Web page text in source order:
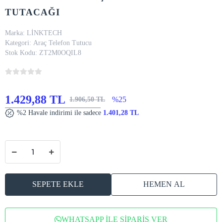
LİNKTECH WİRELESS ŞARJ ALETİ
VE ARAÇ TELEFON TUTUCU -
HAVALANDIRMA YADA TORPİDODA
KULLANILABİLİR ŞARJLI TELEFON
TUTACAĞI